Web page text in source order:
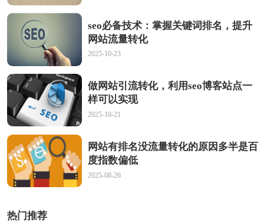
seo必备技术：掌握关键词排名，提升
网站流量转化
2025-10-23
做网站引流转化，利用seo博客站点一
样可以实现
2025-10-21
网站有排名没流量转化的原因多半是百
度指数偏低
2025-08-26
热门推荐